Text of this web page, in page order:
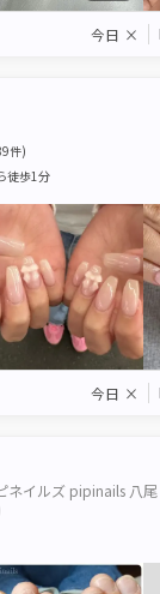
今日 ×
件)
徒歩1分
今日 ×
ネイルズ pipinails 八尾